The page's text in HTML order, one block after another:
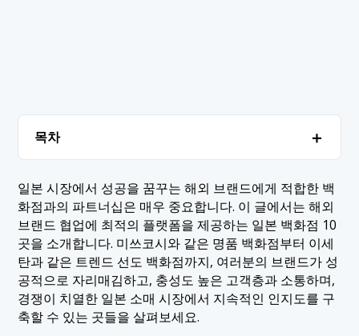
목차 ＋
1.1 1. 미츠코시
1.2 2. 다카시마야
1.3 3. 다이마루
1.4 4. 이세탄
1.5 5. 마루이(OIOI)
2. 결론
일본 시장에서 성공을 꿈꾸는 해외 브랜드에게 적합한 백
화점과의 파트너십은 매우 중요합니다. 이 글에서는 해외
브랜드 협업에 최적의 플랫폼을 제공하는 일본 백화점 10
곳을 소개합니다. 미쓰코시와 같은 명품 백화점부터 이세
탄과 같은 트렌드 선도 백화점까지, 여러분의 브랜드가 성
공적으로 자리매김하고, 충성도 높은 고객층과 소통하며,
경쟁이 치열한 일본 소매 시장에서 지속적인 인지도를 구
축할 수 있는 곳들을 살펴보세요.